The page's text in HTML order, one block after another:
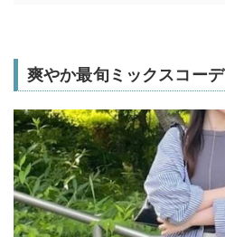
爽やか最旬ミックスコーデ